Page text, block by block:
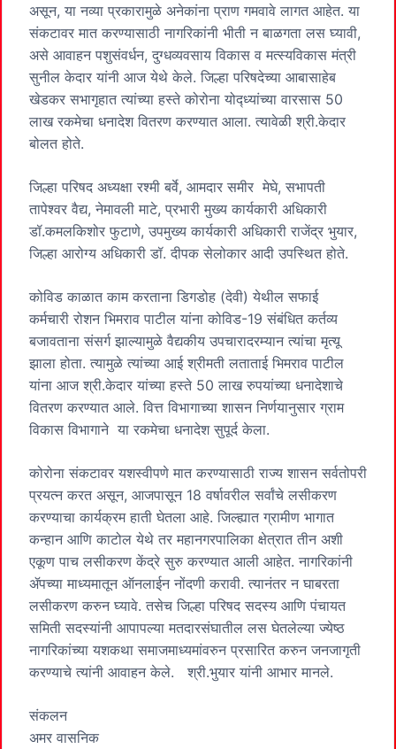
असून, या नव्या प्रकारामुळे अनेकांना प्राण गमवावे लागत आहेत. या
संकटावर मात करण्यासाठी नागरिकांनी भीती न बाळगता लस घ्यावी,
असे आवाहन पशुसंवर्धन, दुग्धव्यवसाय विकास व मत्स्यविकास मंत्री
सुनील केदार यांनी आज येथे केले. जिल्हा परिषदेच्या आबासाहेब
खेडकर सभागृहात त्यांच्या हस्ते कोरोना योद्ध्यांच्या वारसास 50
लाख रकमेचा धनादेश वितरण करण्यात आला. त्यावेळी श्री.केदार
बोलत होते.
जिल्हा परिषद अध्यक्षा रश्मी बर्वे, आमदार समीर मेघे, सभापती
तापेश्वर वैद्य, नेमावली माटे, प्रभारी मुख्य कार्यकारी अधिकारी
डॉ.कमलकिशोर फुटाणे, उपमुख्य कार्यकारी अधिकारी राजेंद्र भुयार,
जिल्हा आरोग्य अधिकारी डॉ. दीपक सेलोकार आदी उपस्थित होते.
कोविड काळात काम करताना डिगडोह (देवी) येथील सफाई
कर्मचारी रोशन भिमराव पाटील यांना कोविड-19 संबंधित कर्तव्य
बजावताना संसर्ग झाल्यामुळे वैद्यकीय उपचारादरम्यान त्यांचा मृत्यू
झाला होता. त्यामुळे त्यांच्या आई श्रीमती लताताई भिमराव पाटील
यांना आज श्री.केदार यांच्या हस्ते 50 लाख रुपयांच्या धनादेशाचे
वितरण करण्यात आले. वित्त विभागाच्या शासन निर्णयानुसार ग्राम
विकास विभागाने या रकमेचा धनादेश सुपूर्द केला.
कोरोना संकटावर यशस्वीपणे मात करण्यासाठी राज्य शासन सर्वतोपरी
प्रयत्न करत असून, आजपासून 18 वर्षावरील सर्वांचे लसीकरण
करण्याचा कार्यक्रम हाती घेतला आहे. जिल्ह्यात ग्रामीण भागात
कन्हान आणि काटोल येथे तर महानगरपालिका क्षेत्रात तीन अशी
एकूण पाच लसीकरण केंद्रे सुरु करण्यात आली आहेत. नागरिकांनी
ॲपच्या माध्यमातून ऑनलाईन नोंदणी करावी. त्यानंतर न घाबरता
लसीकरण करुन घ्यावे. तसेच जिल्हा परिषद सदस्य आणि पंचायत
समिती सदस्यांनी आपापल्या मतदारसंघातील लस घेतलेल्या ज्येष्ठ
नागरिकांच्या यशकथा समाजमाध्यमांवरुन प्रसारित करुन जनजागृती
करण्याचे त्यांनी आवाहन केले. श्री.भुयार यांनी आभार मानले.
संकलन
अमर वासनिक